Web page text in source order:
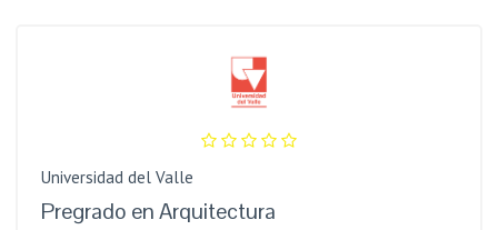
Universidad del Valle
Pregrado en Arquitectura